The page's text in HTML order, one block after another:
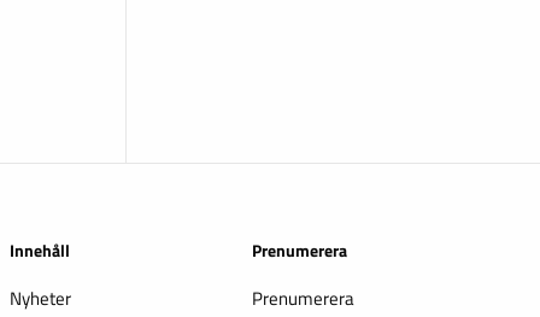
Innehåll
Nyheter
Prenumerera
Prenumerera